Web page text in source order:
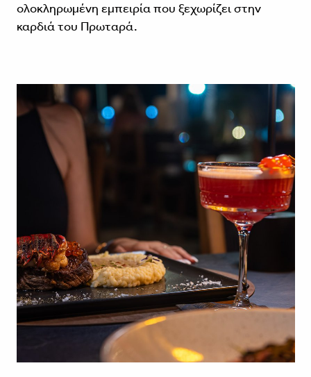
ολοκληρωμένη εμπειρία που ξεχωρίζει στην
καρδιά του Πρωταρά.